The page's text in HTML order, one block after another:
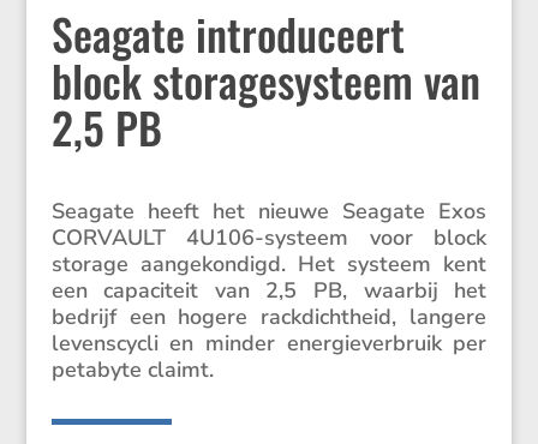
Seagate introduceert
block storagesysteem van
2,5 PB
Seagate heeft het nieuwe Seagate Exos
CORVAULT 4U106-systeem voor block
storage aange­kon­digd. Het systeem kent
een capaci­teit van 2,5 PB, waarbij het
bedrijf een hogere rackdicht­heid, langere
levens­cycli en minder energie­ver­bruik per
petabyte claimt.